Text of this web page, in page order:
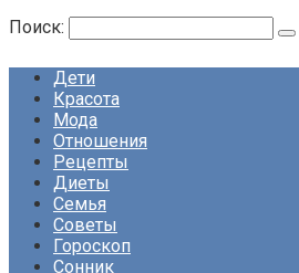
Поиск:
Дети
Красота
Мода
Отношения
Рецепты
Диеты
Семья
Советы
Гороскоп
Сонник